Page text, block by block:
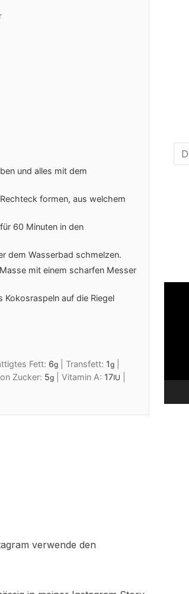
und alles mit dem
formen, aus welchem
60 Minuten in den
dem Wasserbad schmelzen.
mit einem scharfen Messer
Kokosraspeln auf die Riegel
Fett: 6g Transfett: 1g
Zucker: 5g Vitamin A: 17IU
verwende den